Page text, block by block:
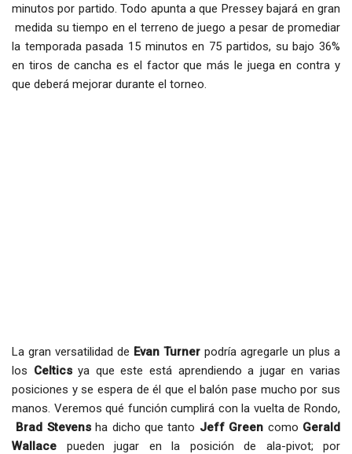
minutos por partido. Todo apunta a que Pressey bajará en gran
medida su tiempo en el terreno de juego a pesar de promediar
la temporada pasada 15 minutos en 75 partidos, su bajo 36%
en tiros de cancha es el factor que más le juega en contra y
que deberá mejorar durante el torneo.
La gran versatilidad de Evan Turner podría agregarle un plus a
los Celticsya que este está aprendiendo a jugar en varias
posiciones y se espera de él que el balón pase mucho por sus
manos. Veremos qué función cumplirá con la vuelta de Rondo,
Brad Stevensha dicho que tanto Jeff Green como Gerald
Wallace pueden jugar en la posición de ala-pivot; por